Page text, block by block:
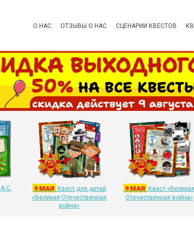
О НАС ОТЗЫВЫ О НАС СЦЕНАРИИ КВЕСТОВ
9 МАЯ
Квест для детей
«Великая Отечественная
война»
9 МАЯ
Квест «Великая
Отечественная война»